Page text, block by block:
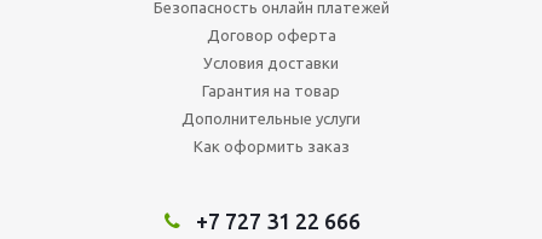
Безопасность онлайн платежей
Договор оферта
Условия доставки
Гарантия на товар
Дополнительные услуги
Как оформить заказ
+7 727 31 22 666